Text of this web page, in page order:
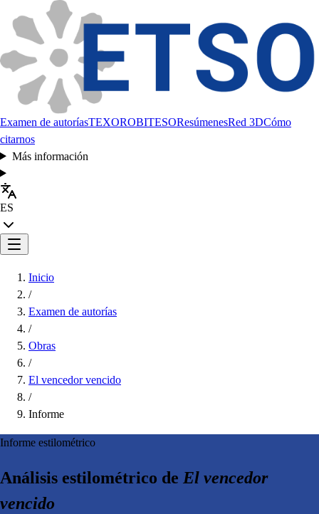
Examen de autoríasTEXOROBITESOResúmenesRed 3DCómo
citarnos
Más información
ES
Inicio
/
Examen de autorías
/
Obras
/
El vencedor vencido
/
Informe
Informe estilométrico
Análisis estilométrico de El vencedor
vencido